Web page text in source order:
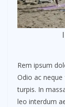
Rem ipsum
Odio ac
turpis. In
leo interdum